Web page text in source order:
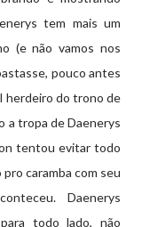
tem mais um
(e não vamos nos
pouco antes
herdeiro do trono de
a tropa de Daenerys
tentou evitar todo
caramba com seu
Daenerys
todo lado, não